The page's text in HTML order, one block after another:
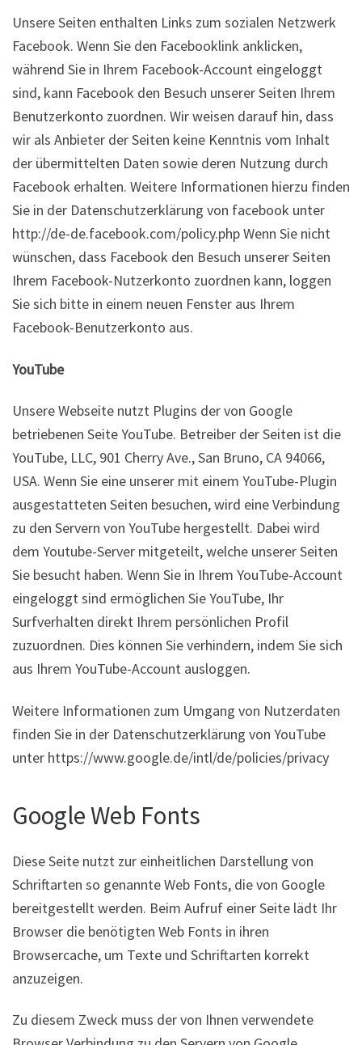
Unsere Seiten enthalten Links zum sozialen Netzwerk
Facebook. Wenn Sie den Facebooklink anklicken,
während Sie in Ihrem Facebook-Account eingeloggt
sind, kann Facebook den Besuch unserer Seiten Ihrem
Benutzerkonto zuordnen. Wir weisen darauf hin, dass
wir als Anbieter der Seiten keine Kenntnis vom Inhalt
der übermittelten Daten sowie deren Nutzung durch
Facebook erhalten. Weitere Informationen hierzu finden
Sie in der Datenschutzerklärung von facebook unter
http://de-de.facebook.com/policy.php Wenn Sie nicht
wünschen, dass Facebook den Besuch unserer Seiten
Ihrem Facebook-Nutzerkonto zuordnen kann, loggen
Sie sich bitte in einem neuen Fenster aus Ihrem
Facebook-Benutzerkonto aus.
YouTube
Unsere Webseite nutzt Plugins der von Google
betriebenen Seite YouTube. Betreiber der Seiten ist die
YouTube, LLC, 901 Cherry Ave., San Bruno, CA 94066,
USA. Wenn Sie eine unserer mit einem YouTube-Plugin
ausgestatteten Seiten besuchen, wird eine Verbindung
zu den Servern von YouTube hergestellt. Dabei wird
dem Youtube-Server mitgeteilt, welche unserer Seiten
Sie besucht haben. Wenn Sie in Ihrem YouTube-Account
eingeloggt sind ermöglichen Sie YouTube, Ihr
Surfverhalten direkt Ihrem persönlichen Profil
zuzuordnen. Dies können Sie verhindern, indem Sie sich
aus Ihrem YouTube-Account ausloggen.
Weitere Informationen zum Umgang von Nutzerdaten
finden Sie in der Datenschutzerklärung von YouTube
unter https://www.google.de/intl/de/policies/privacy
Google Web Fonts
Diese Seite nutzt zur einheitlichen Darstellung von
Schriftarten so genannte Web Fonts, die von Google
bereitgestellt werden. Beim Aufruf einer Seite lädt Ihr
Browser die benötigten Web Fonts in ihren
Browsercache, um Texte und Schriftarten korrekt
anzuzeigen.
Zu diesem Zweck muss der von Ihnen verwendete